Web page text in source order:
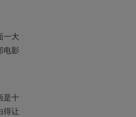
一大
电影
是十
得让